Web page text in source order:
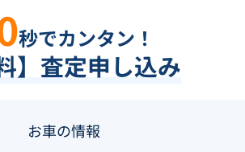
秒でカンタン！
】査定申し込み
お車の情報